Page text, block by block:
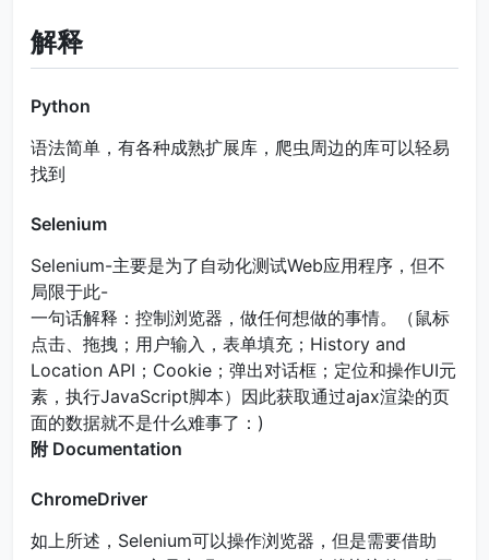
解释
Python
语法简单，有各种成熟扩展库，爬虫周边的库可以轻易
找到
Selenium
Selenium-主要是为了自动化测试Web应用程序，但不
局限于此-
一句话解释：控制浏览器，做任何想做的事情。（鼠标
点击、拖拽；用户输入，表单填充；History and
Location API；Cookie；弹出对话框；定位和操作UI元
素，执行JavaScript脚本）因此获取通过ajax渲染的页
面的数据就不是什么难事了：)
附 Documentation
ChromeDriver
如上所述，Selenium可以操作浏览器，但是需要借助